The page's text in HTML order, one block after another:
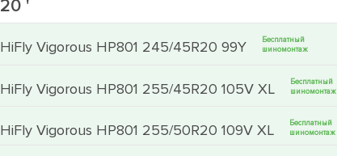
20 '
HiFly Vigorous HP801 245/45R20 99Y
Бесплатный
шиномонтаж
HiFly Vigorous HP801 255/45R20 105V XL
Бесплатный
шиномонтаж
HiFly Vigorous HP801 255/50R20 109V XL
Бесплатный
шиномонтаж